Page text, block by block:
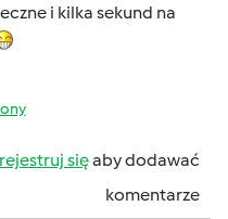
i kilka sekund na
sięaby dodawać
komentarze